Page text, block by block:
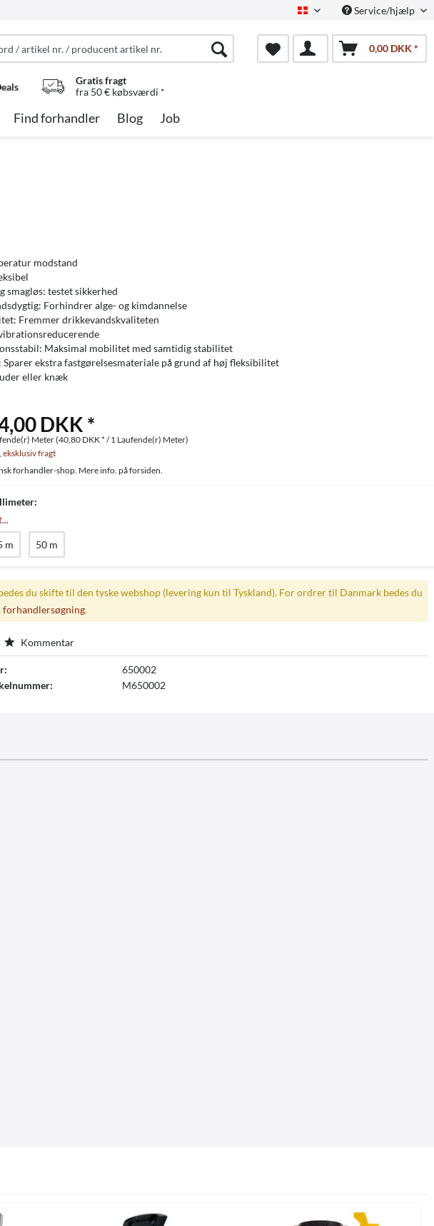
Dansk Service/hjælp
0,00 DKK *
Gratis fragt
fra 50 € købsværdi *
Find forhandler Blog Job
modstand
smagløs: testet sikkerhed
Forhindrer alge- og kimdannelse
Fremmer drikkevandskvaliteten
Maksimal mobilitet med samtidig stabilitet
Sparer ekstra fastgørelsesmateriale på grund af høj fleksibilitet
eller knæk
DKK *
Meter (40,80 DKK * / 1 Laufende(r) Meter)
eksklusiv fragt
forhandler-shop. Mere info. på forsiden.
m 50 m
du skifte til den tyske webshop (levering kun til Tyskland). For ordrer til Danmark bedes du
forhandlersøgning.
Kommentar
650002
M650002